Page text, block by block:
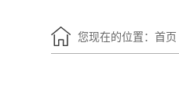
您现在的位置： 首页